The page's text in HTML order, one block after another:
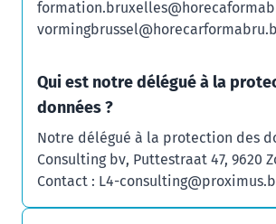
Qui est notre délégué à la
données ?
Notre délégué à la protection des
Consulting bv, Puttestraat 47, 9620
Contact : L4-